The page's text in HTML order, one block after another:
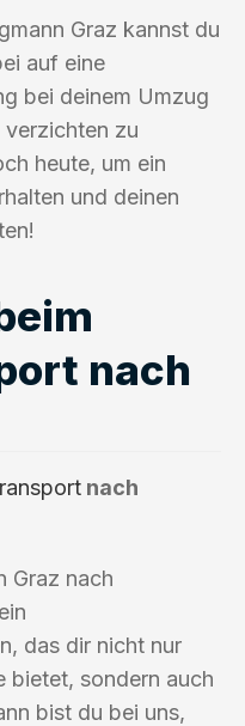
Graz kannst du
auf eine
bei deinem Umzug
verzichten zu
heute, um ein
und deinen
nach
nach
Graz nach
das dir nicht nur
bietet, sondern auch
bist du bei uns,